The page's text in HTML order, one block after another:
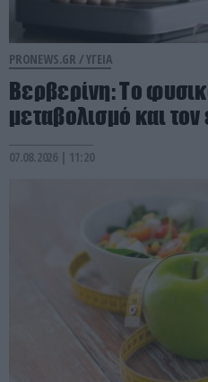
PRONEWS.GR /ΥΓΕΙΑ
Βερβερίνη: Το
μεταβολισμό και
07.08.2026 | 11:20